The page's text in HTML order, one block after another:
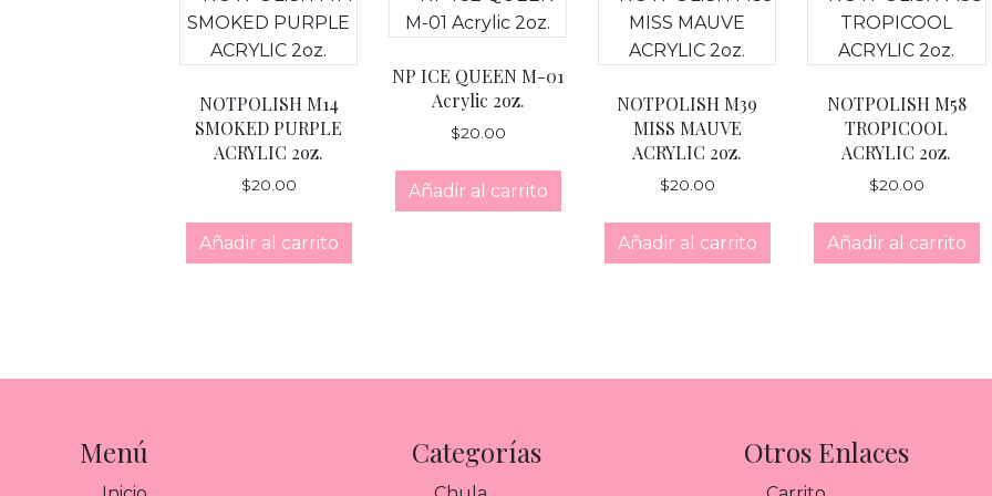
NOTPOLISH M14
SMOKED PURPLE
ACRYLIC 2oz.
$20.00
Añadir al carrito
NP ICE QUEEN M-01
Acrylic 2oz.
$20.00
Añadir al carrito
NOTPOLISH M39
MISS MAUVE
ACRYLIC 2oz.
$20.00
Añadir al carrito
NOTPOLISH M58
TROPICOOL
ACRYLIC 2oz.
$20.00
Añadir al carrito
Menú Categorías Otros Enlaces